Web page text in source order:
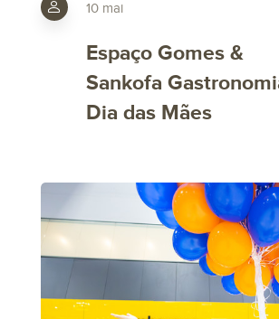
10 mai
Espaço Gomes &
Sankofa
Dia das Mães